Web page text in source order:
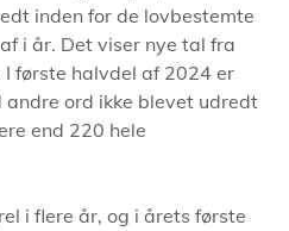
inden for de lovbestemte
i år. Det viser nye tal fra
første halvdel af 2024 er
ord ikke blevet udredt
end 220 hele
i flere år, og i årets første